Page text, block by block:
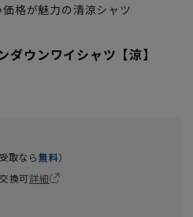
格が魅力の清涼シャツ
ダウンワイシャツ【涼】
取なら無料）
換可詳細